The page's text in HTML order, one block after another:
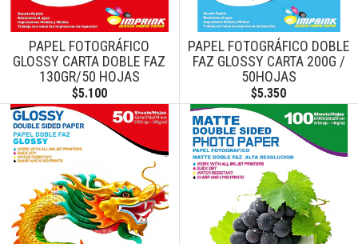
PAPEL FOTOGRÁFICO
GLOSSY CARTA DOBLE FAZ
130GR/50 HOJAS
$5.100
PAPEL FOTOGRÁFICO DOBLE
FAZ GLOSSY CARTA 200G /
50HOJAS
$5.350